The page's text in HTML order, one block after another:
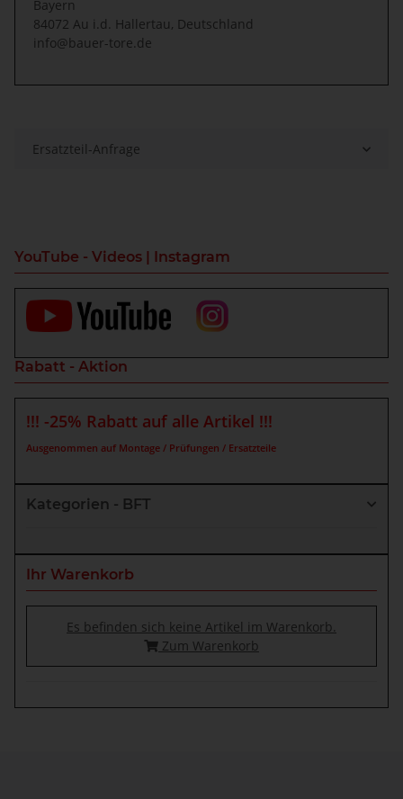
Bayern
84072 Au i.d. Hallertau, Deutschland
info@bauer-tore.de
Ersatzteil-Anfrage
YouTube - Videos | Instagram
Rabatt - Aktion
!!! -25% Rabatt auf alle Artikel !!!
Ausgenommen auf Montage / Prüfungen / Ersatzteile
Kategorien - BFT
Ihr Warenkorb
Es befinden sich keine Artikel im Warenkorb.
Zum Warenkorb